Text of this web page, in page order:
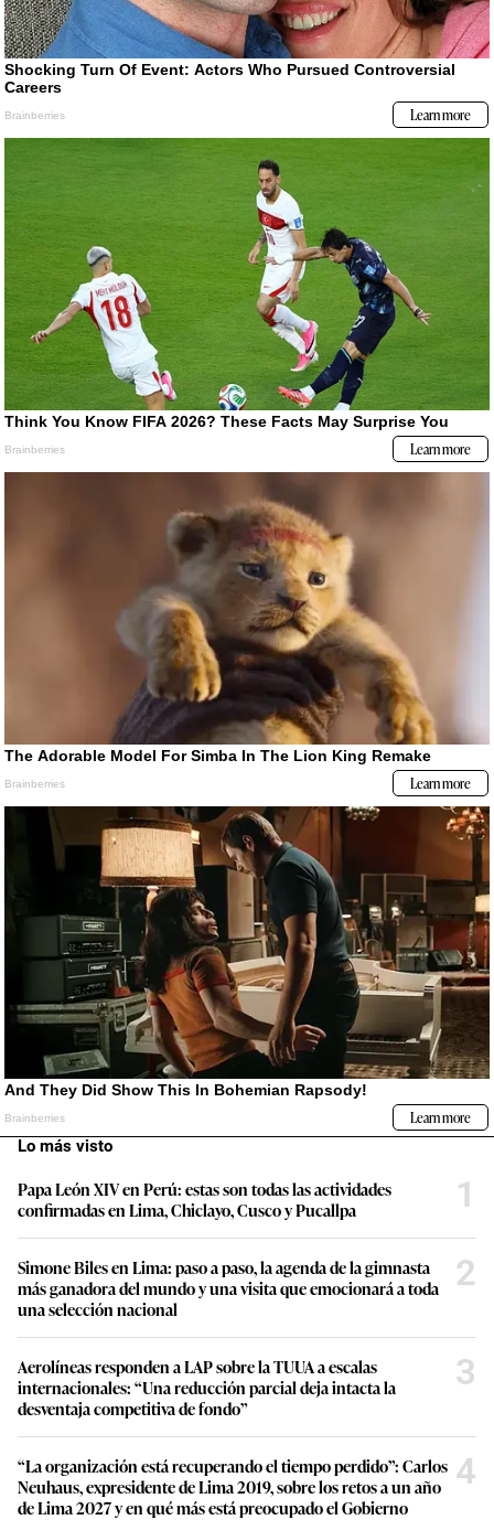
Lo más visto
Papa León XIV en Perú: estas son todas las actividades
confirmadas en Lima, Chiclayo, Cusco y Pucallpa
1
Simone Biles en Lima: paso a paso, la agenda de la gimnasta
más ganadora del mundo y una visita que emocionará a toda
una selección nacional
2
Aerolíneas responden a LAP sobre la TUUA a escalas
internacionales: “Una reducción parcial deja intacta la
desventaja competitiva de fondo”
3
“La organización está recuperando el tiempo perdido”: Carlos
Neuhaus, expresidente de Lima 2019, sobre los retos a un año
de Lima 2027 y en qué más está preocupado el Gobierno
4